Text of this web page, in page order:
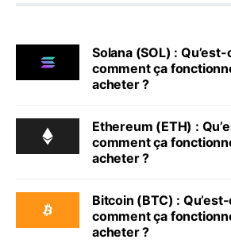
Solana (SOL) : Qu’est-
comment ça
acheter ?
Ethereum (ETH) :
comment ça
acheter ?
Bitcoin (BTC) :
comment ça
acheter ?